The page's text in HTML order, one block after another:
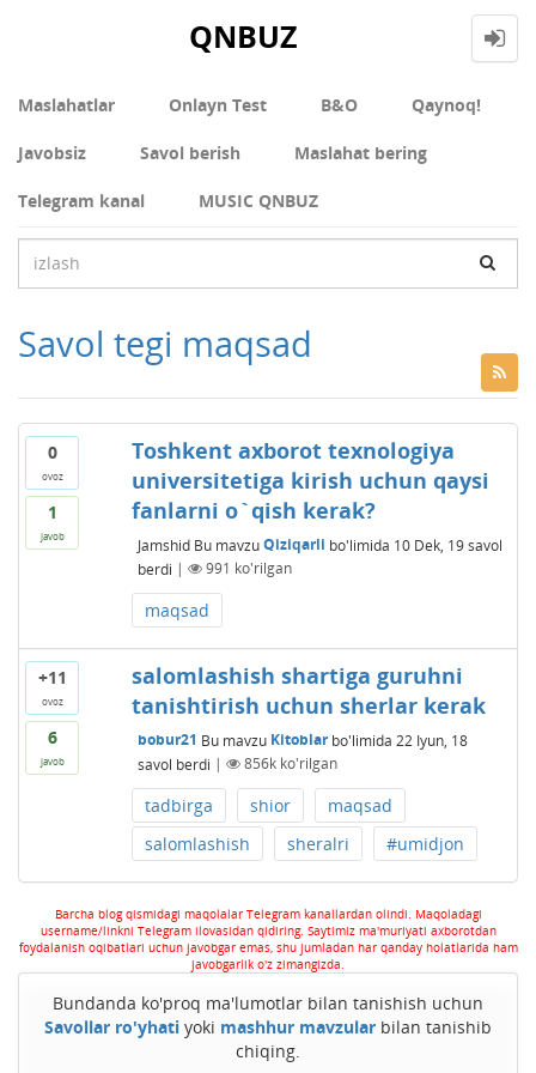
QNBUZ
Maslahatlar Onlayn Test В&О Qaynoq!
Javobsiz Savol berish Maslahat bering
Telegram kanal MUSIC QNBUZ
Savol tegi maqsad
0
ovoz
1
javob
Toshkent axborot texnologiya
universitetiga kirish uchun qaysi
fanlarni o`qish kerak?
Jamshid Bu mavzuQiziqarli bo'limida 10 Dek, 19 savol
berdi | 991 ko'rilgan
maqsad
+11
ovoz
6
javob
salomlashish shartiga guruhni
tanishtirish uchun sherlar kerak
bobur21 Bu mavzu Kitoblarbo'limida 22 Iyun, 18
savol berdi | 856kko'rilgan
tadbirga shior
maqsad
salomlashish
sheralri #umidjon
Barcha blog qismidagi maqolalar Telegram kanallardan olindi. Maqoladagi
username/linkni Telegram ilovasidan qidiring. Saytimiz ma'muriyati axborotdan
foydalanish oqibatlari uchun javobgar emas, shu jumladan har qanday holatlarida ham
javobgarlik o'z zimangizda.
Bundanda ko'proq ma'lumotlar bilan tanishish uchun
Savollar ro'yhati yoki mashhur mavzular bilan tanishib
chiqing.